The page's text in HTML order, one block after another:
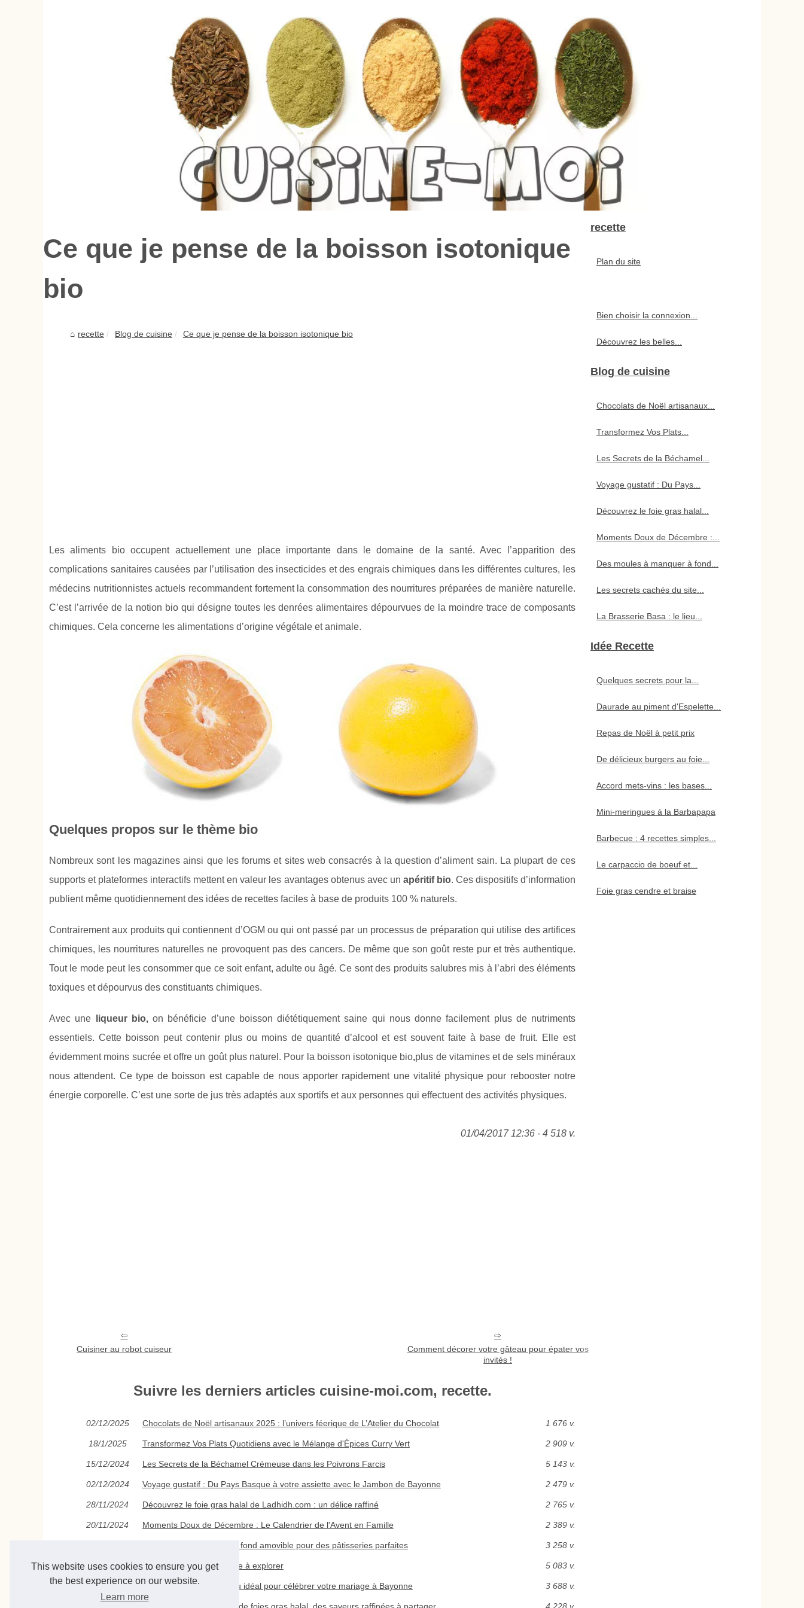
This website uses cookies to ensure you get
the best experience on our website.
Learn more
Ce que je pense de la boisson isotonique
bio
recette Blog de cuisine Ce que je pense de la boisson isotonique bio
Les aliments bio occupent actuellement une place importante dans le domaine de la santé. Avec l’apparition des
complications sanitaires causées par l’utilisation des insecticides et des engrais chimiques dans les différentes cultures, les
médecins nutritionnistes actuels recommandent fortement la consommation des nourritures préparées de manière naturelle.
C’est l’arrivée de la notion bio qui désigne toutes les denrées alimentaires dépourvues de la moindre trace de composants
chimiques. Cela concerne les alimentations d’origine végétale et animale.
Quelques propos sur le thème bio
Nombreux sont les magazines ainsi que les forums et sites web consacrés à la question d’aliment sain. La plupart de ces
supports et plateformes interactifs mettent en valeur les avantages obtenus avec un apéritif bio. Ces dispositifs d’information
publient même quotidiennement des idées de recettes faciles à base de produits 100 % naturels.
Contrairement aux produits qui contiennent d’OGM ou qui ont passé par un processus de préparation qui utilise des artifices
chimiques, les nourritures naturelles ne provoquent pas des cancers. De même que son goût reste pur et très authentique.
Tout le mode peut les consommer que ce soit enfant, adulte ou âgé. Ce sont des produits salubres mis à l’abri des éléments
toxiques et dépourvus des constituants chimiques.
Avec une liqueur bio,on bénéficie d’une boisson diététiquement saine qui nous donne facilement plus de nutriments
essentiels. Cette boisson peut contenir plus ou moins de quantité d’alcool et est souvent faite à base de fruit. Elle est
évidemment moins sucrée et offre un goût plus naturel. Pour la boisson isotonique bio,plus de vitamines et de sels minéraux
nous attendent. Ce type de boisson est capable de nous apporter rapidement une vitalité physique pour rebooster notre
énergie corporelle. C’est une sorte de jus très adaptés aux sportifs et aux personnes qui effectuent des activités physiques.
01/04/2017 12:36 - 4 518 v.
Cuisiner au robot cuiseur
Comment décorer votre gâteau pour épater vos
invités !
Suivre les derniers articles cuisine-moi.com, recette.
02/12/2025 Chocolats de Noël artisanaux 2025 : l’univers féerique de L’Atelier du Chocolat 1 676 v.
18/1/2025 Transformez Vos Plats Quotidiens avec le Mélange d'Épices Curry Vert 2 909 v.
15/12/2024 Les Secrets de la Béchamel Crémeuse dans les Poivrons Farcis 5 143 v.
02/12/2024 Voyage gustatif : Du Pays Basque à votre assiette avec le Jambon de Bayonne 2 479 v.
28/11/2024 Découvrez le foie gras halal de Ladhidh.com : un délice raffiné 2 765 v.
20/11/2024 Moments Doux de Décembre : Le Calendrier de l'Avent en Famille 2 389 v.
Des moules à manquer à fond amovible pour des pâtisseries parfaites 3 258 v.
07/7/2024 Les secrets cachés du site à explorer 5 083 v.
04/7/2024 La Brasserie Basa : le lieu idéal pour célébrer votre mariage à Bayonne 3 688 v.
recette
Plan du site
Bien choisir la connexion...
Découvrez les belles...
Blog de cuisine
Chocolats de Noël artisanaux...
Transformez Vos Plats...
Les Secrets de la Béchamel...
Voyage gustatif : Du Pays...
Découvrez le foie gras halal...
Moments Doux de Décembre :...
Des moules à manquer à fond...
Les secrets cachés du site...
La Brasserie Basa : le lieu...
Idée Recette
Quelques secrets pour la...
Daurade au piment d'Espelette...
Repas de Noël à petit prix
De délicieux burgers au foie...
Accord mets-vins : les bases...
Mini-meringues à la Barbapapa
Barbecue : 4 recettes simples...
Le carpaccio de boeuf et...
Foie gras cendre et braise